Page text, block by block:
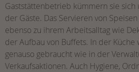
Gaststättenbetrieb kümmern sie sich
der Gäste. Das Servieren von
ebenso zu ihrem Arbeitsalltag wie
der Aufbau von Buffets. In der
genauso gebraucht wie in der
Verkaufsaktionen. Auch Hygiene,